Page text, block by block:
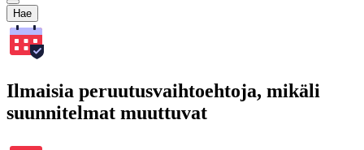
Hae
Ilmaisia peruutusvaihtoehtoja, mikäli
suunnitelmat muuttuvat